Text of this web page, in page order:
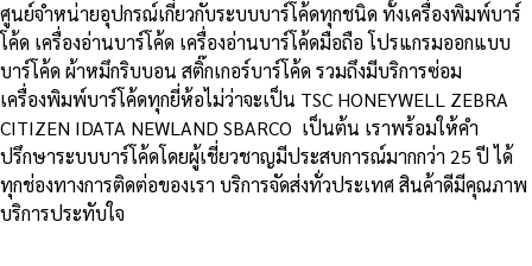
ศูนย์จําหน่ายอุปกรณ์เกี่ยวกับระบบบาร์โค้ดทุกชนิด ทั้งเครื่องพิมพ์บาร์
โค้ด เครื่องอ่านบาร์โค้ด เครื่องอ่านบาร์โค้ดมือถือ โปรแกรมออกแบบ
บาร์โค้ด ผ้าหมึกริบบอน สติ๊กเกอร์บาร์โค้ด รวมถึงมีบริการซ่อม
เครื่องพิมพ์บาร์โค้ดทุกยี่ห้อไม่ว่าจะเป็น TSC HONEYWELL ZEBRA
CITIZEN IDATA NEWLAND SBARCO เป็นต้น เราพร้อมให้คำ
ปรึกษาระบบบาร์โค้ดโดยผู้เชี่ยวชาญมีประสบการณ์มากกว่า 25 ปี ได้
ทุกช่องทางการติดต่อของเรา บริการจัดส่งทั่วประเทศ สินค้าดีมีคุณภาพ
บริการประทับใจ